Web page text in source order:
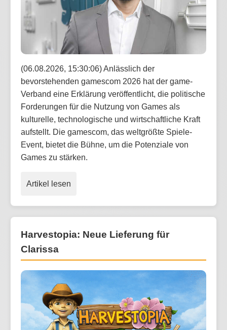
(06.08.2026, 15:30:06) Anlässlich der
bevorstehenden gamescom 2026 hat der game-
Verband eine Erklärung veröffentlicht, die politische
Forderungen für die Nutzung von Games als
kulturelle, technologische und wirtschaftliche Kraft
aufstellt. Die gamescom, das weltgrößte Spiele-
Event, bietet die Bühne, um die Potenziale von
Games zu stärken.
Artikel lesen
Harvestopia: Neue Lieferung für
Clarissa